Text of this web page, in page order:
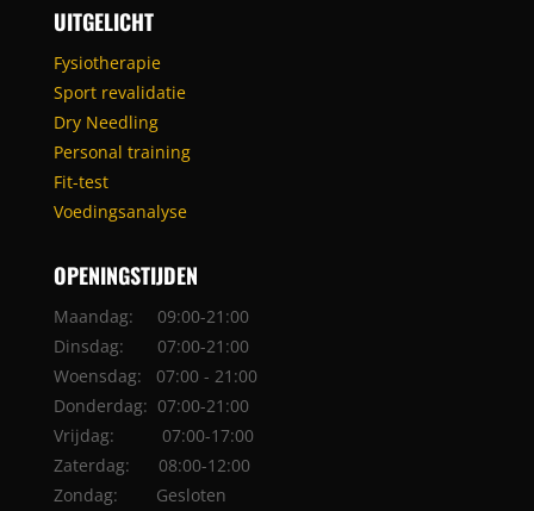
UITGELICHT
Fysiotherapie
Sport revalidatie
Dry Needling
Personal training
Fit-test
Voedingsanalyse
OPENINGSTIJDEN
Maandag: 09:00-21:00
Dinsdag: 07:00-21:00
Woensdag: 07:00 - 21:00
Donderdag: 07:00-21:00
Vrijdag: 07:00-17:00
Zaterdag: 08:00-12:00
Zondag: Gesloten